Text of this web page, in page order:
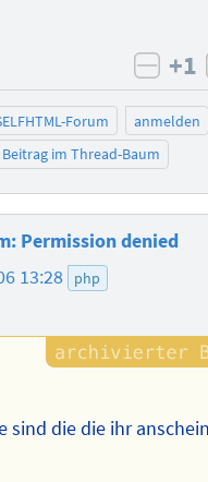
+1
Forum
anmelden
Beitrag im Thread-Baum
Permission denied
13:28 php
sind die die ihr